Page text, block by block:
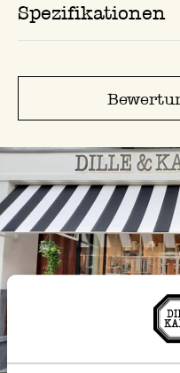
Spezifikationen